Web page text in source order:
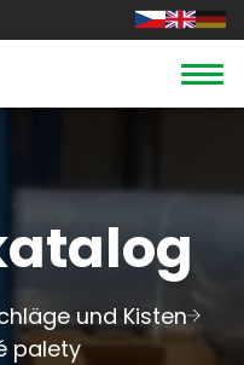
und Kisten
palety